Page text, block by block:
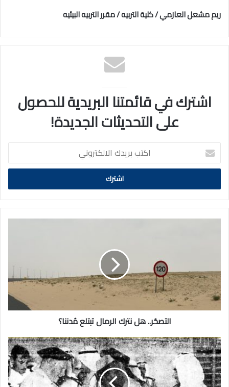
ريم مشعل العازمي / كلية التربيه / مقرر التربيه البيئيه
اشترك في قائمتنا البريدية للحصول
على التحديثات الجديدة!
اكتب
بريدك
الالكتروني
مُدننا؟
التصحُر.. هل نترك الرمال تبتلع مُدننا؟
حدث
في
مثل
هذا
اليوم